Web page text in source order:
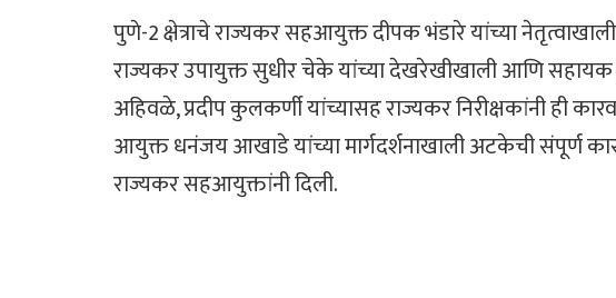
पुणे-2 क्षेत्राचे राज्यकर सहआयुक्त दीपक भंडारे यांच्या
राज्यकर उपायुक्त सुधीर चेके यांच्या देखरेखीखाली आणि
अहिवळे, प्रदीप कुलकर्णी यांच्यासह राज्यकर निरीक्षकांनी ही
आयुक्त धनंजय आखाडे यांच्या मार्गदर्शनाखाली अटकेची संपूर्ण
राज्यकर सहआयुक्तांनी दिली.